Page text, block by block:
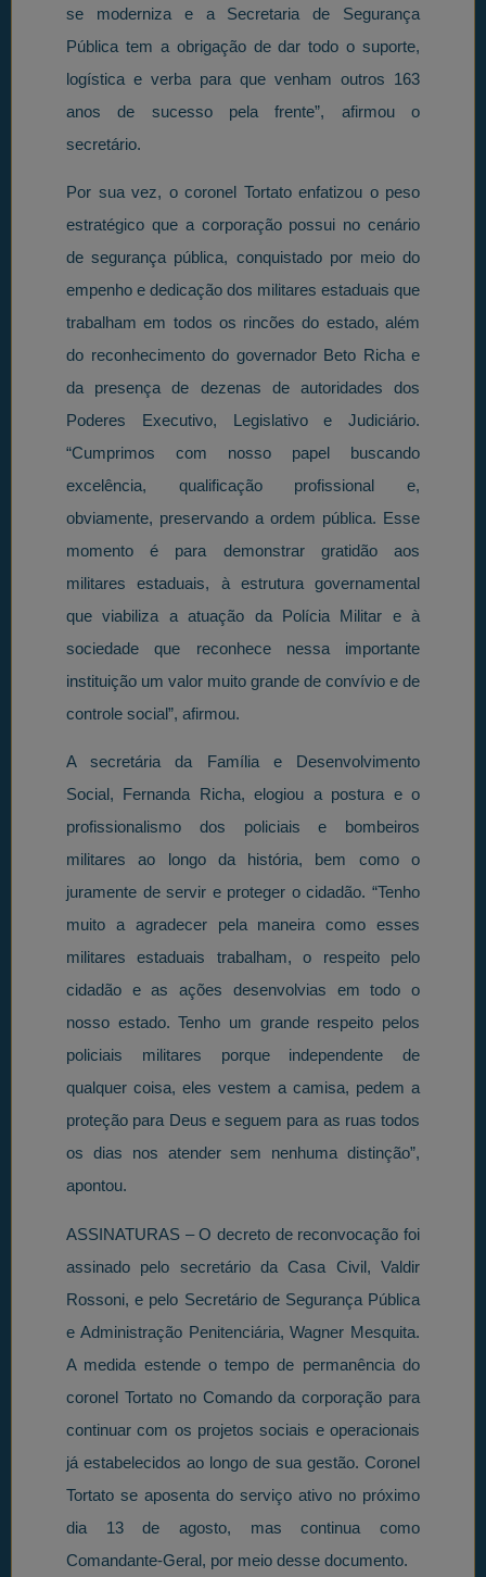
se moderniza e a Secretaria de Segurança
Pública tem a obrigação de dar todo o suporte,
logística e verba para que venham outros 163
anos de sucesso pela frente”, afirmou o
secretário.
Por sua vez, o coronel Tortato enfatizou o peso
estratégico que a corporação possui no cenário
de segurança pública, conquistado por meio do
empenho e dedicação dos militares estaduais que
trabalham em todos os rincões do estado, além
do reconhecimento do governador Beto Richa e
da presença de dezenas de autoridades dos
Poderes Executivo, Legislativo e Judiciário.
“Cumprimos com nosso papel buscando
excelência, qualificação profissional e,
obviamente, preservando a ordem pública. Esse
momento é para demonstrar gratidão aos
militares estaduais, à estrutura governamental
que viabiliza a atuação da Polícia Militar e à
sociedade que reconhece nessa importante
instituição um valor muito grande de convívio e de
controle social”, afirmou.
A secretária da Família e Desenvolvimento
Social, Fernanda Richa, elogiou a postura e o
profissionalismo dos policiais e bombeiros
militares ao longo da história, bem como o
juramente de servir e proteger o cidadão. “Tenho
muito a agradecer pela maneira como esses
militares estaduais trabalham, o respeito pelo
cidadão e as ações desenvolvias em todo o
nosso estado. Tenho um grande respeito pelos
policiais militares porque independente de
qualquer coisa, eles vestem a camisa, pedem a
proteção para Deus e seguem para as ruas todos
os dias nos atender sem nenhuma distinção”,
apontou.
ASSINATURAS – O decreto de reconvocação foi
assinado pelo secretário da Casa Civil, Valdir
Rossoni, e pelo Secretário de Segurança Pública
e Administração Penitenciária, Wagner Mesquita.
A medida estende o tempo de permanência do
coronel Tortato no Comando da corporação para
continuar com os projetos sociais e operacionais
já estabelecidos ao longo de sua gestão. Coronel
Tortato se aposenta do serviço ativo no próximo
dia 13 de agosto, mas continua como
Comandante-Geral, por meio desse documento.